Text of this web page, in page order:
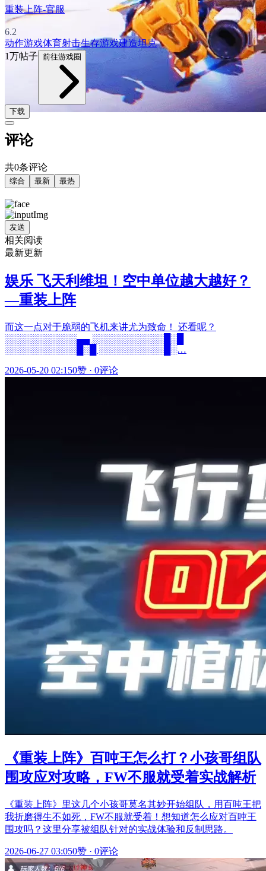
重装上阵-官服
6.2
动作游戏体育射击生存游戏建造坦克
1万帖子 前往游戏圈
下载
评论
共0条评论
综合 最新 最热
发送
相关阅读
最新更新
娱乐 飞天利维坦！空中单位越大越好？
—重装上阵
而这一点对于脆弱的飞机来讲尤为致命！ 还看呢？
░░░░░░░░░░░▄▄ ░░░░░░░░░░░█░█
░░░░░░░░░░░█░█ ░░░░░░░░░░█░…
2026-05-20 02:150赞 · 0评论
《重装上阵》百吨王怎么打？小孩哥组队
围攻应对攻略，FW不服就受着实战解析
《重装上阵》里这几个小孩哥莫名其妙开始组队，用百吨王把
我折磨得生不如死，FW不服就受着！想知道怎么应对百吨王
围攻吗？这里分享被组队针对的实战体验和反制思路。
2026-06-27 03:050赞 · 0评论